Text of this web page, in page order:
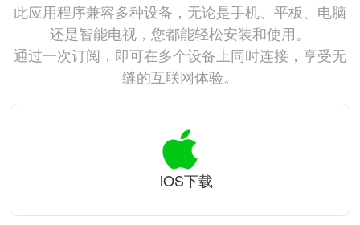
此应用程序兼容多种设备，无论是手机、平板、电脑
还是智能电视，您都能轻松安装和使用。
通过一次订阅，即可在多个设备上同时连接，享受无
缝的互联网体验。
iOS下载